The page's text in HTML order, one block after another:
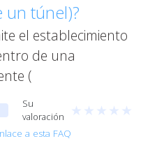
túnel)?
el establecimiento
de una
(
Su
valoración
★ ★ ★ ★ ★
a esta FAQ